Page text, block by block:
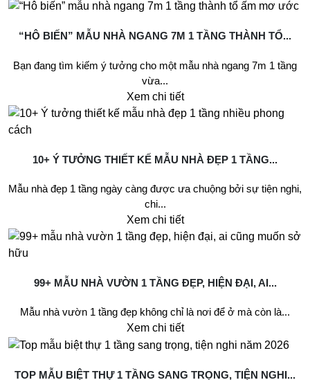
“HÔ BIẾN” MẪU NHÀ NGANG 7M 1 TẦNG THÀNH TỔ...
Bạn đang tìm kiếm ý tưởng cho một mẫu nhà ngang 7m 1 tầng
vừa...
Xem chi tiết
10+ Ý TƯỞNG THIẾT KẾ MẪU NHÀ ĐẸP 1 TẦNG...
Mẫu nhà đẹp 1 tầng ngày càng được ưa chuộng bởi sự tiện nghi,
chi...
Xem chi tiết
99+ MẪU NHÀ VƯỜN 1 TẦNG ĐẸP, HIỆN ĐẠI, AI...
Mẫu nhà vườn 1 tầng đẹp không chỉ là nơi để ở mà còn là...
Xem chi tiết
TOP MẪU BIỆT THỰ 1 TẦNG SANG TRỌNG, TIỆN NGHI...